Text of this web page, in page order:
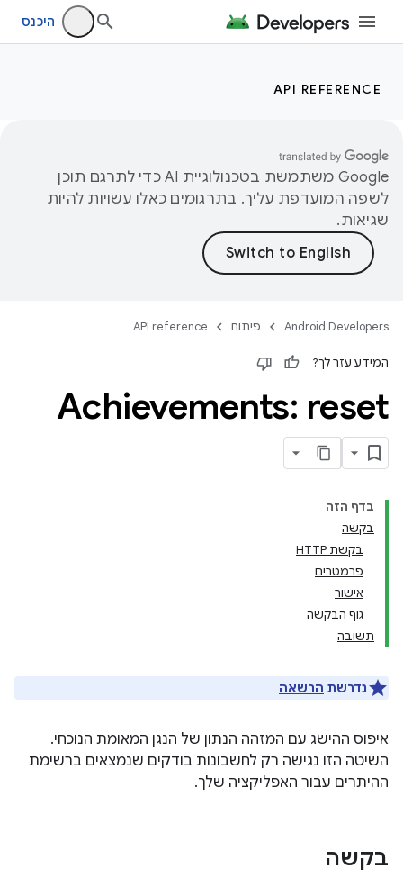
היכנס
API REFERENCE
‫Google משתמשת בטכנולוגיית AI כדי לתרגם תוכן
לשפה המועדפת עליך. בתרגומים כאלו עשויות להיות
שגיאות.
Android Developers פיתוח API reference
המידע עזר לך?
Achievements: reset
בדף הזה
בקשה
בקשת HTTP
פרמטרים
אישור
גוף הבקשה
תשובה
נדרשת הרשאה
איפוס ההישג עם המזהה הנתון של הנגן המאומת הנוכחי.
השיטה הזו נגישה רק לחשבונות בודקים שנמצאים ברשימת
ההיתרים עבור האפליקציה שלך.
בקשה